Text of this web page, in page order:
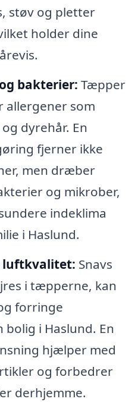
støv og pletter
holder dine
bakterier: Tæpper
allergener som
dyrehår. En
fjerner ikke
men dræber
og mikrober,
indeklima
i Haslund.
luftkvalitet: Snavs
i tæpperne, kan
forringe
i Haslund. En
hjælper med
og forbedrer
derhjemme.